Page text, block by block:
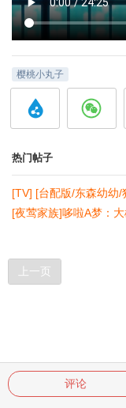
樱桃小丸子
热门帖子
[TV] [台配版/东森幼幼/
[夜莺家族]哆啦A梦：
上一页
评论